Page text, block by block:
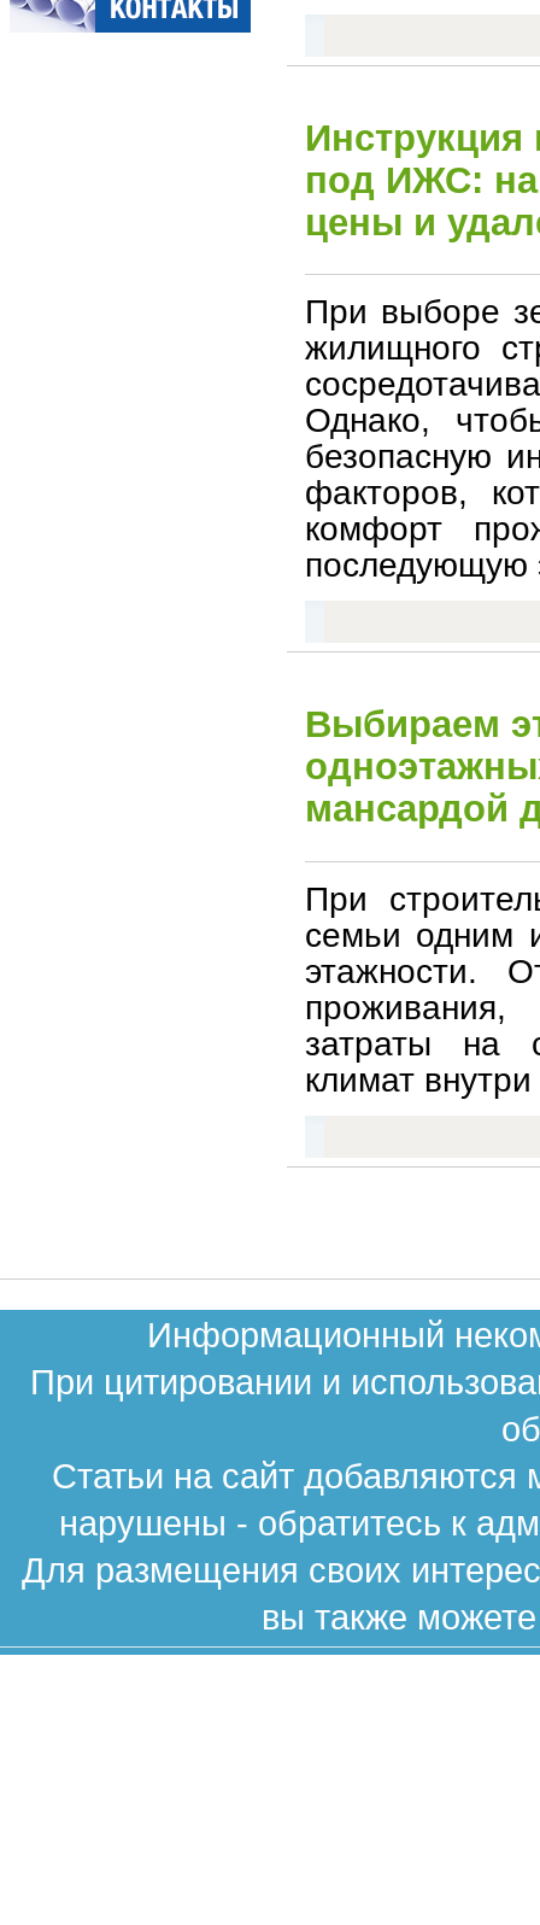
Инструкция
под ИЖС: на
цены и
При выборе
жилищного
Однако,
безопасную
факторов,
комфорт
последующую
Выбираем
мансардой
При
семьи одним
этажности.
затраты на
климат
Информационный
При цитировании и
Статьи на сайт
нарушены - обратитесь к
Для размещения своих
вы также